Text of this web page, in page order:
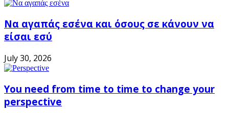
Να αγαπάς εσένα και όσους σε κάνουν να
είσαι εσύ
July 30, 2026
You need from time to time to change your
perspective